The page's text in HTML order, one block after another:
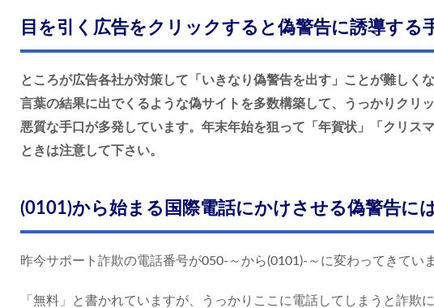
目を引く広告をクリックすると偽警告に誘導する
ところが広告各社が対策して「いきなり偽警告を出す」ことが難しく
言葉の結果に出でくるような偽サイトを多数構築して、うっかりクリ
悪質な手口が多発しています。年末年始を狙って「年賀状」「クリス
ときは注意して下さい。
(0101)から始まる国際電話にかけさせる偽警告に
昨今サポート詐欺の電話番号が050-～から(0101)-～に変わってきていま
「無料」と書かれていますが、うっかりここに電話してしまうと詐欺